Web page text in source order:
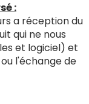
:
a réception du
qui ne nous
et logiciel) et
l'échange de